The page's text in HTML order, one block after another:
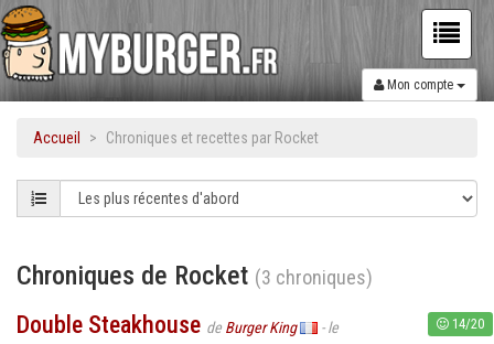
Mon compte
Accueil Chroniques et recettes par Rocket
Chroniques de Rocket (3 chroniques)
Double Steakhouse de Burger King
- le
14/20